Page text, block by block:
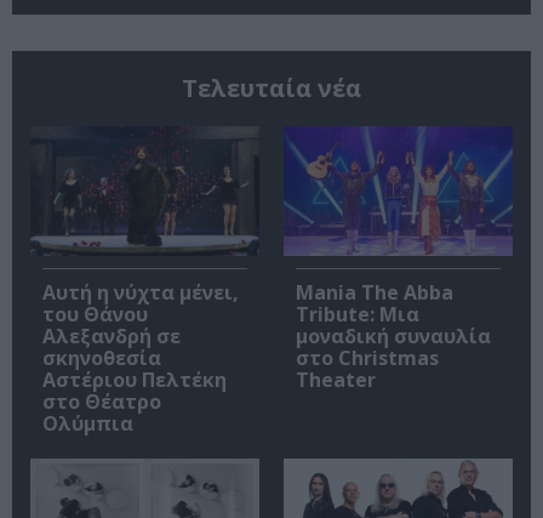
Τελευταία νέα
Αυτή η νύχτα μένει,
του Θάνου
Αλεξανδρή σε
σκηνοθεσία
Αστέριου Πελτέκη
στο Θέατρο
Ολύμπια
Mania The Abba
Tribute: Μια
μοναδική συναυλία
στο Christmas
Theater